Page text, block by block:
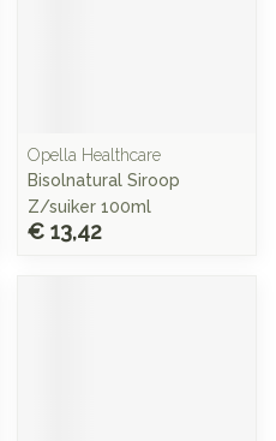
Opella Healthcare
Bisolnatural Siroop
Z/suiker 100ml
€ 13,42